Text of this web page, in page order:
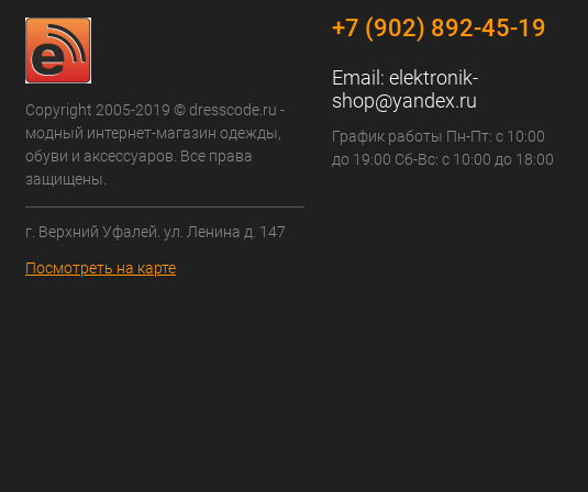
Copyright 2005-2019 © dresscode.ru -
модный интернет-магазин одежды,
обуви и аксессуаров. Все права
защищены.
г. Верхний Уфалей. ул. Ленина д. 147
Посмотреть на карте
+7 (902) 892-45-19
Email: elektronik-
shop@yandex.ru
График работы Пн-Пт: с 10:00
до 19:00 Сб-Вс: с 10:00 до 18:00